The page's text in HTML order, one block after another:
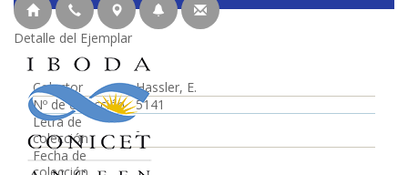
Detalle del Ejemplar
Colector
Hassler, E.
Nº de colección
5141
Letra de
colección
-
Fecha de